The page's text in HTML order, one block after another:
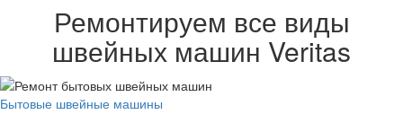
Ремонтируем все виды
швейных машин Veritas
Бытовые швейные машины